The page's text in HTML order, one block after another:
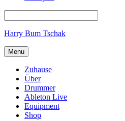
Harry Bum Tschak
Menu
Zuhause
Über
Drummer
Ableton Live
Equipment
Shop